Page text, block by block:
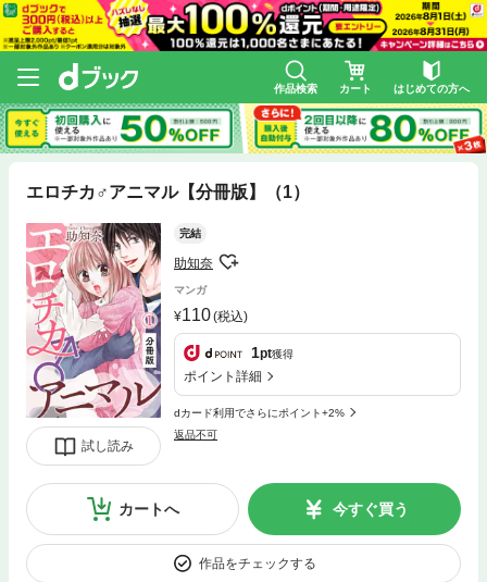
作品検索 カート はじめての方へ
エロチカ♂アニマル【分冊版】（1）
試し読み
完結
助知奈
マンガ
110(税込)
1pt獲得
ポイント詳細
dカード利用でさらにポイント+2%
返品不可
カートへ 今すぐ買う
作品をチェックする